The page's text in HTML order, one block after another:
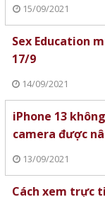
15/09/2021
Sex Education
17/9
14/09/2021
iPhone 13
camera được
13/09/2021
Cách xem trực